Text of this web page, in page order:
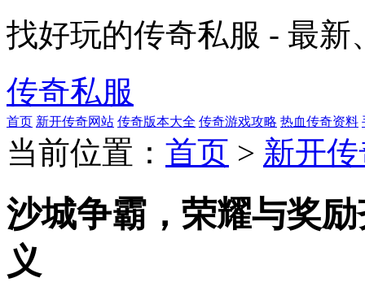
找好玩的传奇私服 - 最
传奇私服
首页 新开传奇网站 传奇版本大全 传奇游戏攻略 热血传奇资料
当前位置： 首页 > 新开
沙城争霸，荣耀与奖
义